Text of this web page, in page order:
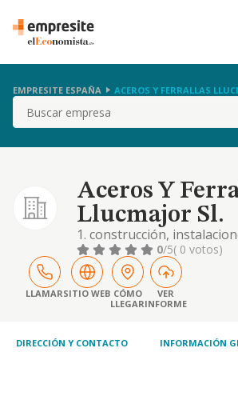
EMPRESITE ESPAÑA ACEROS Y FERRALLAS
Buscar
Aceros Y
Llucmajor Sl.
1. construcción,
mantenimiento. 2.
por menor. distribución
importación y exportación.
inmobiliarias. 4.
industrias manufactureras
0/5( 0 votos)
LLAMARSITIO WEB CÓMO
LLEGAR
VER
INFORME
DIRECCIÓN Y CONTACTO INFORMACIÓN